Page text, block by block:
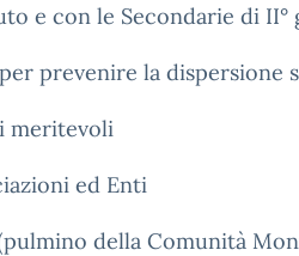
e con le Secondarie di
prevenire la dispersione
meritevoli
ed Enti
della Comunità